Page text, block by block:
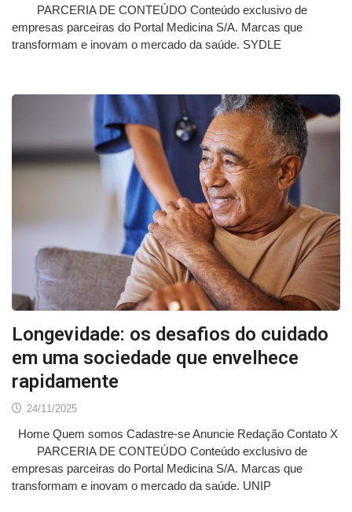
PARCERIA DE CONTEÚDO Conteúdo exclusivo de
empresas parceiras do Portal Medicina S/A. Marcas que
transformam e inovam o mercado da saúde. SYDLE
Longevidade: os desafios do cuidado
em uma sociedade que envelhece
rapidamente
24/11/2025
Home Quem somos Cadastre-se Anuncie Redação Contato X
PARCERIA DE CONTEÚDO Conteúdo exclusivo de
empresas parceiras do Portal Medicina S/A. Marcas que
transformam e inovam o mercado da saúde. UNIP